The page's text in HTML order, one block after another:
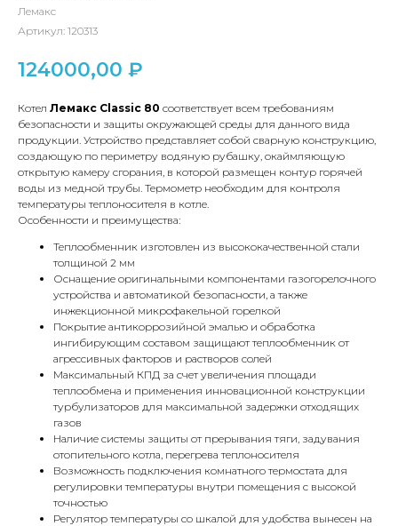
Лемакс
Артикул: 120313
124000,00 ₽
Котел Лемакс Classic 80 соответствует всем требованиям
безопасности и защиты окружающей среды для данного вида
продукции. Устройство представляет собой сварную конструкцию,
создающую по периметру водяную рубашку, окаймляющую
открытую камеру сгорания, в которой размещен контур горячей
воды из медной трубы. Термометр необходим для контроля
температуры теплоносителя в котле.
Особенности и преимущества:
Теплообменник изготовлен из высококачественной стали
толщиной 2 мм
Оснащение оригинальными компонентами газогорелочного
устройства и автоматикой безопасности, а также
инжекционной микрофакельной горелкой
Покрытие антикоррозийной эмалью и обработка
ингибирующим составом защищают теплообменник от
агрессивных факторов и растворов солей
Максимальный КПД за счет увеличения площади
теплообмена и применения инновационной конструкции
турбулизаторов для максимальной задержки отходящих
газов
Наличие системы защиты от прерывания тяги, задувания
отопительного котла, перегрева теплоносителя
Возможность подключения комнатного термостата для
регулировки температуры внутри помещения с высокой
точностью
Регулятор температуры со шкалой для удобства вынесен на
КОНТАКТЫ